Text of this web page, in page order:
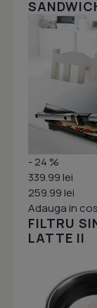
- 24 %
339.99 lei
259.99 lei
Adauga in cos
FILTRU
LATTE II